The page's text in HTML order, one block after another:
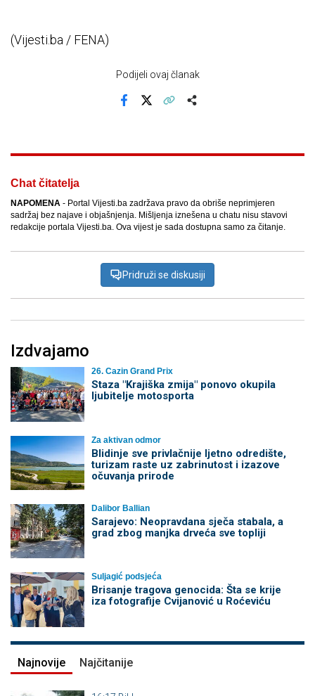
(Vijesti.ba / FENA)
Podijeli ovaj članak
Chat čitatelja
NAPOMENA - Portal Vijesti.ba zadržava pravo da obriše neprimjeren
sadržaj bez najave i objašnjenja. Mišljenja iznešena u chatu nisu stavovi
redakcije portala Vijesti.ba. Ova vijest je sada dostupna samo za čitanje.
Pridruži se diskusiji
Izdvajamo
26. Cazin Grand Prix
Staza "Krajiška zmija" ponovo okupila
ljubitelje motosporta
Za aktivan odmor
Blidinje sve privlačnije ljetno odredište,
turizam raste uz zabrinutost i izazove
očuvanja prirode
Dalibor Ballian
Sarajevo: Neopravdana sječa stabala, a
grad zbog manjka drveća sve topliji
Suljagić podsjeća
Brisanje tragova genocida: Šta se krije
iza fotografije Cvijanović u Roćeviću
Najnovije Najčitanije